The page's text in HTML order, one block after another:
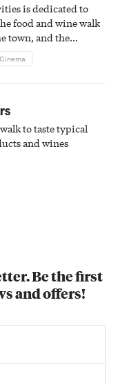
is dedicated to
food and wine walk
town, and the
to taste typical
and wines
Be the first
and offers!